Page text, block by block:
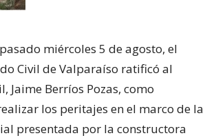
miércoles 5 de agosto, el
Civil de Valparaíso ratificó al
Jaime Berríos Pozas, como
los peritajes en el marco de la
presentada por la constructora